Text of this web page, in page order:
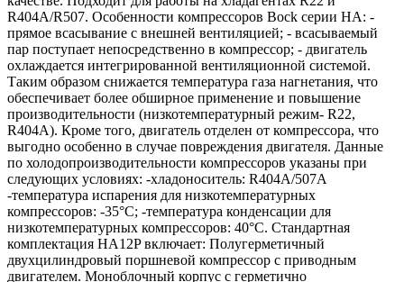
R404A/R507. Особенности компрессоров Bock серии НА: -
прямое всасывание с внешней вентиляцией; - всасываемый
пар поступает непосредственно в компрессор; - двигатель
охлаждается интегрированной вентиляционной системой.
Таким образом снижается температура газа нагнетания, что
обеспечивает более обширное применение и повышение
производительности (низкотемпературный режим- R22,
R404A). Кроме того, двигатель отделен от компрессора, что
выгодно особенно в случае повреждения двигателя. Данные
по холодопроизводительности компрессоров указаны при
следующих условиях: -хладоноситель: R404A/507A
-температура испарения для низкотемпературных
компрессоров: -35°C; -температура конденсации для
низкотемпературных компрессоров: 40°C. Стандартная
комплектация HA12P включает: Полугерметичный
двухцилиндровый поршневой компрессор с приводным
двигателем. Моноблочный корпус с герметично